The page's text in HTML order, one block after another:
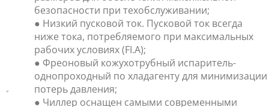
безопасности при техобслуживании;
● Низкий пусковой ток. Пусковой ток всегда
ниже тока, потребляемого при максимальных
рабочих условиях (FI.A);
● Фреоновый кожухотрубный испаритель-
однопроходный по хладагенту для минимизации
потерь давления;
● Чиллер оснащен самыми современными